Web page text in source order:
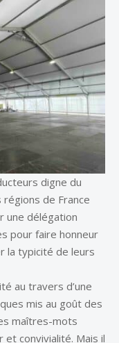
digne du
régions de France
une délégation
pour faire honneur
la typicité de leurs
au travers d’une
mis au goût des
maîtres-mots
et convivialité. Mais il